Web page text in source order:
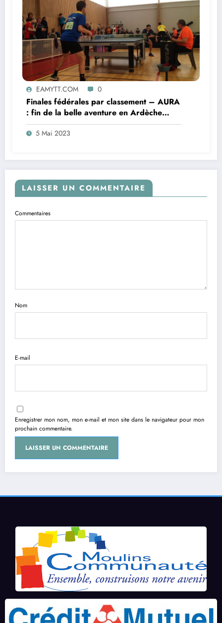
EAMYTT.COM 0
Finales fédérales par classement – AURA
: fin de la belle aventure en Ardèche
pour Liam
5 Mai 2023
LAISSER UN COMMENTAIRE
Commentaires
Nom
E-mail
Enregistrer mon nom, mon e-mail et mon site dans le navigateur pour mon
prochain commentaire.